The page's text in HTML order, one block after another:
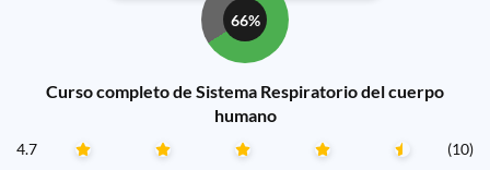
66%
Curso completo de Sistema Respiratorio del cuerpo
humano
4.7
(10)